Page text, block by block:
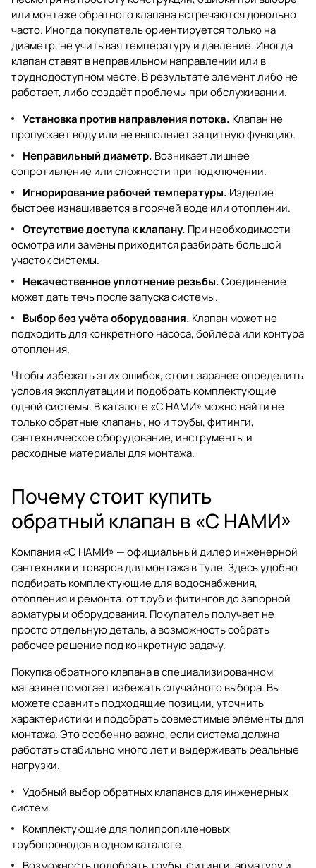
или монтаже обратного клапана встречаются довольно
часто. Иногда покупатель ориентируется только на
диаметр, не учитывая температуру и давление. Иногда
клапан ставят в неправильном направлении или в
труднодоступном месте. В результате элемент либо не
работает, либо создаёт проблемы при обслуживании.
Установка против направления потока. Клапан не
пропускает воду или не выполняет защитную функцию.
Неправильный диаметр. Возникает лишнее
сопротивление или сложности при подключении.
Игнорирование рабочей температуры. Изделие
быстрее изнашивается в горячей воде или отоплении.
Отсутствие доступа к клапану. При необходимости
осмотра или замены приходится разбирать большой
участок системы.
Некачественное уплотнение резьбы.Соединение
может дать течь после запуска системы.
Выбор без учёта оборудования. Клапан может не
подходить для конкретного насоса, бойлера или контура
отопления.
Чтобы избежать этих ошибок, стоит заранее определить
условия эксплуатации и подобрать комплектующие
одной системы. В каталоге«С НАМИ» можно найти не
только обратные клапаны, но и трубы, фитинги,
сантехническое оборудование, инструменты и
расходные материалы для монтажа.
Почему стоит купить
обратный клапан в «С НАМИ»
Компания «С НАМИ» — официальный дилер инженерной
сантехники и товаров для монтажа в Туле. Здесь удобно
подбирать комплектующие для водоснабжения,
отопления и ремонта: от труб и фитингов до запорной
арматуры и оборудования. Покупатель получает не
просто отдельную деталь, а возможность собрать
рабочее решение под конкретную задачу.
Покупка обратного клапана в специализированном
магазине помогает избежать случайного выбора. Вы
можете сравнить подходящие позиции, уточнить
характеристики и подобрать совместимые элементы для
монтажа. Это особенно важно, если система должна
работать стабильно много лет и выдерживать реальные
нагрузки.
Удобный выбор обратных клапанов для инженерных
систем.
Комплектующие для полипропиленовых
трубопроводов в одном каталоге.